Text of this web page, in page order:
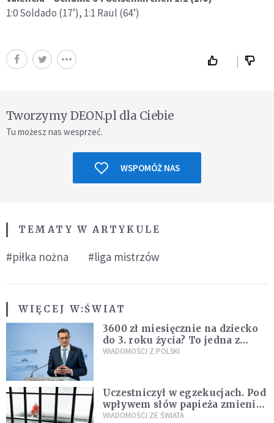
1:0 Soldado (17’), 1:1 Raul (64’)
Tworzymy DEON.pl dla Ciebie
Tu możesz nas wesprzeć.
WSPOMÓŻ NAS
TEMATY W ARTYKULE
#piłka nożna #liga mistrzów
WIĘCEJ W:ŚWIAT
3600 zł miesięcznie na dziecko
do 3. roku życia? To jedna z
propozycji programu "Rozwój
WIADOMOŚCI Z POLSKI
Uczestniczył w egzekucjach. Pod
wpływem słów papieża zmienił
zdanie
WIADOMOŚCI ZE ŚWIATA